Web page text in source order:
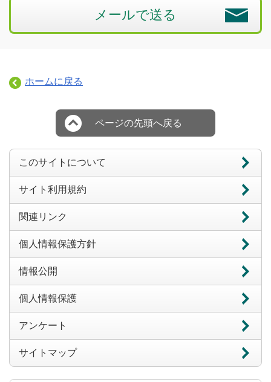
メールで送る
ホームに戻る
ページの先頭へ戻る
このサイトについて
サイト利用規約
関連リンク
個人情報保護方針
情報公開
個人情報保護
アンケート
サイトマップ